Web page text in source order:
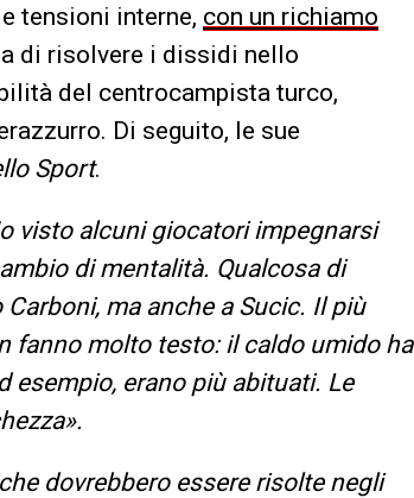
tensioni interne, con un richiamo
di risolvere i dissidi nello
del centrocampista turco,
Di seguito, le sue
Sport.
visto alcuni giocatori impegnarsi
di mentalità. Qualcosa di
ma anche a Sucic. Il più
fanno molto testo: il caldo umido ha
esempio, erano più abituati. Le
dovrebbero essere risolte negli